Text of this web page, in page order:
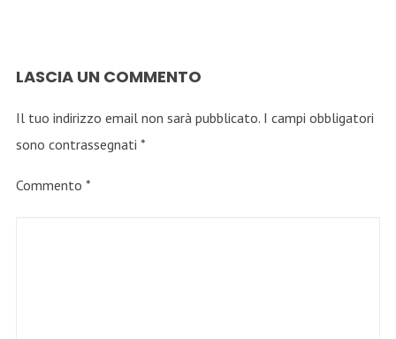
LASCIA UN COMMENTO
Il tuo indirizzo email non sarà pubblicato. I campi obbligatori
sono contrassegnati *
Commento *